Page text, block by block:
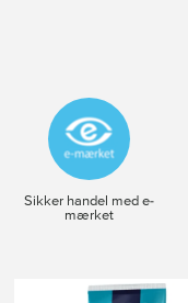
Sikker handel med e-
mærket